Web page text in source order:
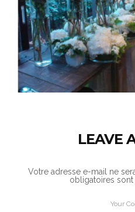
LEAVE
Votre adresse e-mail ne
obligatoires